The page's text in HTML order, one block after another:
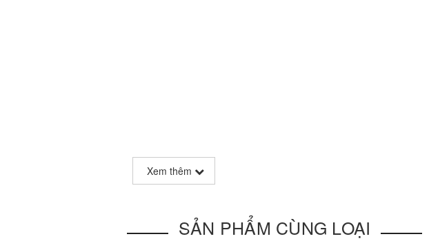
imported RF IC SX1278 from SEMTECH, E32 (433T30S) is a SMD wireless module
features LoRa technology, data encryption & compression.
Xem thêm
SẢN PHẨM CÙNG LOẠI